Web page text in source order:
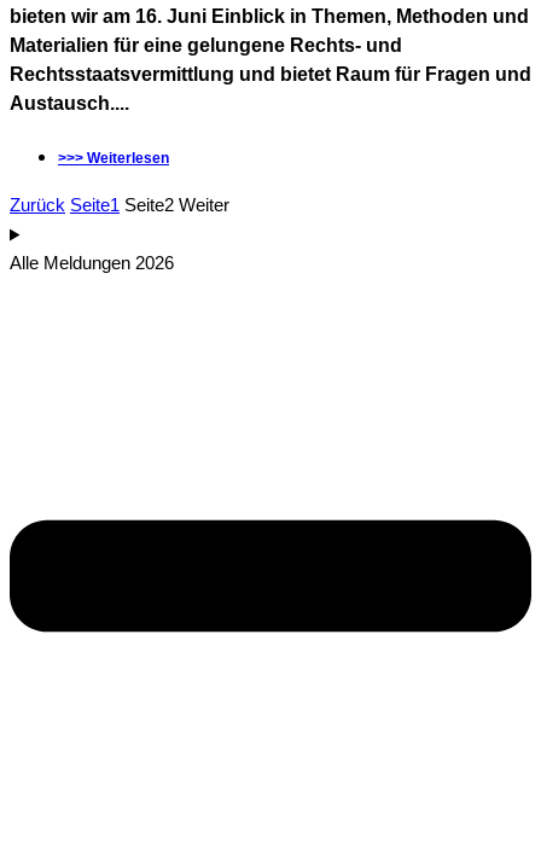
bieten wir am 16. Juni Einblick in Themen, Methoden und
Materialien für eine gelungene Rechts- und
Rechtsstaatsvermittlung und bietet Raum für Fragen und
Austausch....
>>> Weiterlesen
Zurück Seite1 Seite2 Weiter
Alle Meldungen 2026